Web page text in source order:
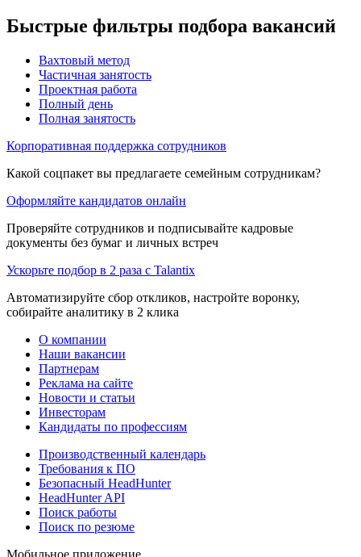
Быстрые фильтры подбора вакансий
Вахтовый метод
Частичная занятость
Проектная работа
Полный день
Полная занятость
Корпоративная поддержка сотрудников
Какой соцпакет вы предлагаете семейным сотрудникам?
Оформляйте кандидатов онлайн
Проверяйте сотрудников и подписывайте кадровые
документы без бумаг и личных встреч
Ускорьте подбор в 2 раза с Talantix
Автоматизируйте сбор откликов, настройте воронку,
собирайте аналитику в 2 клика
О компании
Наши вакансии
Партнерам
Реклама на сайте
Новости и статьи
Инвесторам
Кандидаты по профессиям
Производственный календарь
Требования к ПО
Безопасный HeadHunter
HeadHunter API
Поиск работы
Поиск по резюме